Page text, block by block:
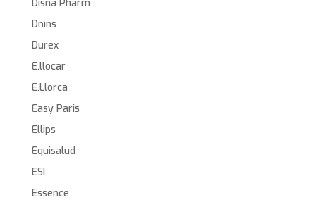
Disna Pharm
Dnins
Durex
E.llocar
E.Llorca
Easy Paris
Ellips
Equisalud
ESI
Essence